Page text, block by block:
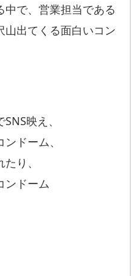
で、 営業担当である
山出てくる面白いコン
映え、
ドーム、
り、
ンドーム